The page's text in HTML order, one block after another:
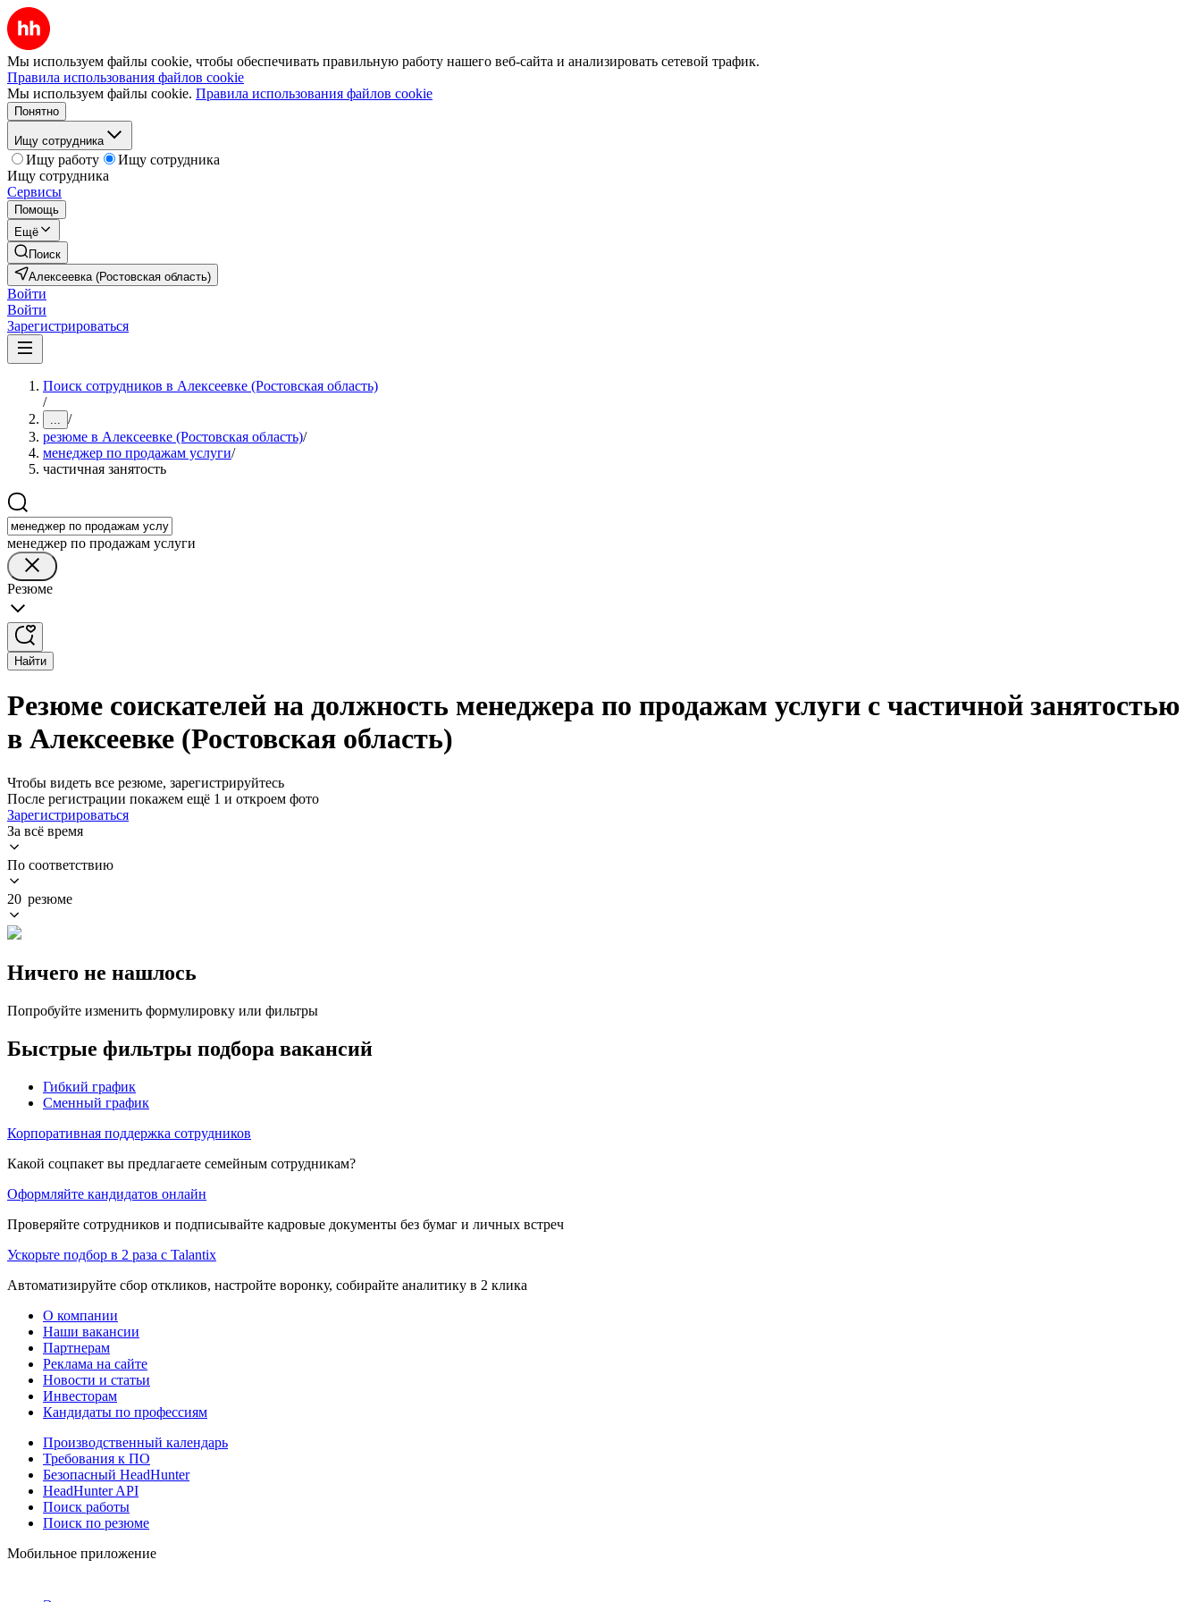
Мы используем файлы cookie, чтобы обеспечивать правильную работу нашего веб-сайта и анализировать сетевой трафик.
Правила использования файлов cookie
Мы используем файлы cookie. Правила использования файлов cookie
Понятно
Ищу сотрудника
Ищу работу
Ищу сотрудника
Ищу сотрудника
Сервисы
Помощь
Ещё
Поиск
Алексеевка (Ростовская область)
Войти
Войти
Зарегистрироваться
Поиск сотрудников в Алексеевке (Ростовская область)
/
... /
резюме в Алексеевке (Ростовская область)/
менеджер по продажам услуги/
частичная занятость
менеджер по продажам услуги
Резюме
Найти
Резюме соискателей на должность менеджера по продажам услуги с частичной занятостью
в Алексеевке (Ростовская область)
Чтобы видеть все резюме, зарегистрируйтесь
После регистрации покажем ещё 1 и откроем фото
Зарегистрироваться
За всё время
По соответствию
20 резюме
Ничего не нашлось
Попробуйте изменить формулировку или фильтры
Быстрые фильтры подбора вакансий
Гибкий график
Сменный график
Корпоративная поддержка сотрудников
Какой соцпакет вы предлагаете семейным сотрудникам?
Оформляйте кандидатов онлайн
Проверяйте сотрудников и подписывайте кадровые документы без бумаг и личных встреч
Ускорьте подбор в 2 раза с Talantix
Автоматизируйте сбор откликов, настройте воронку, собирайте аналитику в 2 клика
О компании
Наши вакансии
Партнерам
Реклама на сайте
Новости и статьи
Инвесторам
Кандидаты по профессиям
Производственный календарь
Требования к ПО
Безопасный HeadHunter
HeadHunter API
Поиск работы
Поиск по резюме
Мобильное приложение